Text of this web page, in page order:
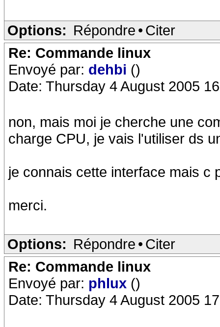
Options: Répondre • Citer
Re: Commande linux
Envoyé par: dehbi ()
Date: Thursday 4 August 2005
non, mais moi je cherche une
charge CPU, je vais l'utiliser ds
je connais cette interface mais c
merci.
Options: Répondre • Citer
Re: Commande linux
Envoyé par: phlux ()
Date: Thursday 4 August 2005